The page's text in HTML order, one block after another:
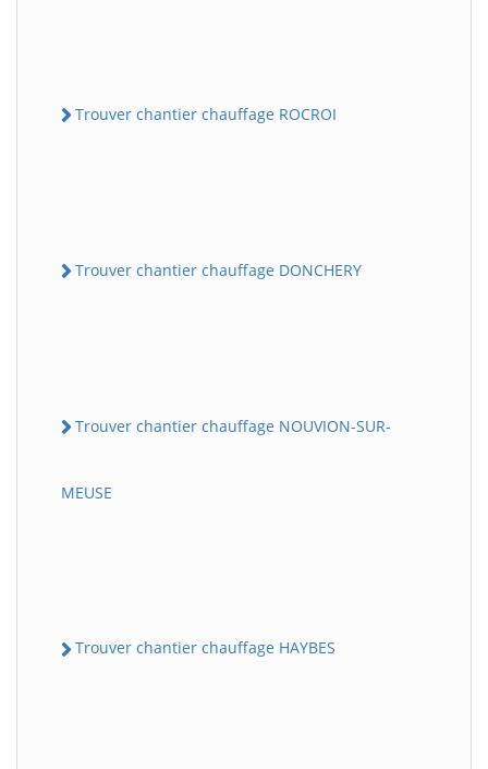
Trouver chantier chauffage ROCROI
Trouver chantier chauffage DONCHERY
Trouver chantier chauffage NOUVION-SUR-
MEUSE
Trouver chantier chauffage HAYBES